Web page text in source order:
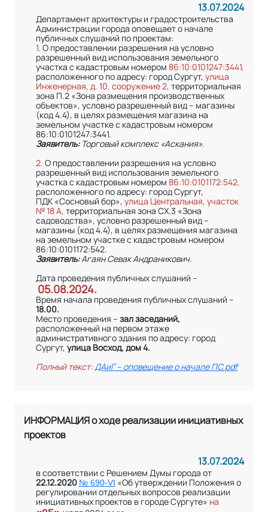
13.07.2024
Департамент архитектуры и градостроительства
Администрации города оповещает о начале
публичных слушаний по проектам:
1. О предоставлении разрешения на условно
разрешенный вид использования земельного
участка с кадастровым номером 86:10:0101247:3441,
расположенного по адресу: город Сургут, улица
Инженерная, д. 10, сооружение 2, территориальная
зона П.2 «Зона размещения производственных
объектов», условно разрешенный вид – магазины
(код 4.4), в целях размещения магазина на
земельном участке с кадастровым номером
86:10:0101247:3441.
Заявитель: Торговый комплекс «Аскания».
2. О предоставлении разрешения на условно
разрешенный вид использования земельного
участка с кадастровым номером 86:10:0101172:542,
расположенного по адресу: город Сургут,
ПДК «Сосновый бор», улица Центральная, участок
№ 18 А, территориальная зона СХ.3 «Зона
садоводства», условно разрешенный вид –
магазины (код 4.4), в целях размещения магазина
на земельном участке с кадастровым номером
86:10:0101172:542.
Заявитель:Агаян Севак Андраникович.
Дата проведения публичных слушаний –
05.08.2024.
Время начала проведения публичных слушаний –
18.00.
Место проведения – зал заседаний,
расположенный на первом этаже
административного здания по адресу: город
Сургут, улица Восход, дом 4.
Полный текст:ДАиГ – оповещение о начале ПС.pdf
ИНФОРМАЦИЯ о ходе реализации инициативных
проектов
13.07.2024
в соответствии с Решением Думы города от
22.12.2020 № 690-VI «Об утверждении Положения о
регулировании отдельных вопросов реализации
инициативных проектов в городе Сургуте» на